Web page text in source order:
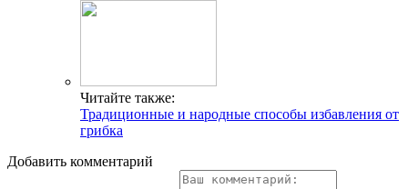
Читайте также:
Традиционные и народные способы избавления от
грибка
Добавить комментарий